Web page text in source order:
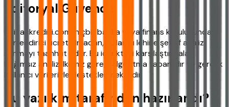
Editoryal Güvence
ihtiyackredisi.com, hiçbir banka veya finans kuruluşundan
yönlendirici ücret almadan, kullanıcı lehine şeffaf analiz
sunmayı taahhüt eder. Bu içerikteki karşılaştırmalar,
bağımsız analiz ilkemiz gereği algoritma tabanlıdır ve gerçek
kullanıcı verileriyle desteklenmektedir.
Bu yazı kim tarafından hazırlandı?